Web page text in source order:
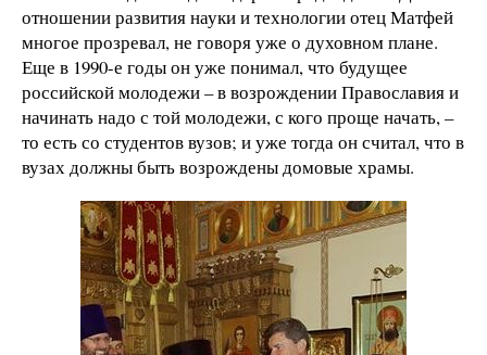
отношении развития науки и технологии отец Матфей
многое прозревал, не говоря уже о духовном плане.
Еще в 1990-е годы он уже понимал, что будущее
российской молодежи – в возрождении Православия и
начинать надо с той молодежи, с кого проще начать, –
то есть со студентов вузов; и уже тогда он считал, что в
вузах должны быть возрождены домовые храмы.